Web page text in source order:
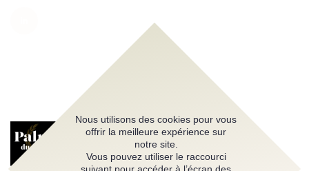
Nous utilisons des cookies pour vous
offrir la meilleure expérience sur
notre site.
Vous pouvez utiliser le raccourci